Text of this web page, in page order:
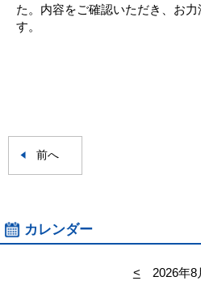
た。内容をご確認いただき、お
す。
前へ
カレンダー
< 2026年8